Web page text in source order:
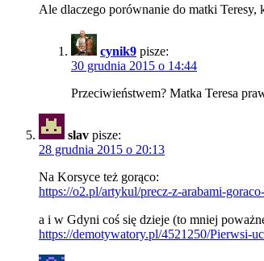
Ale dlaczego porównanie do matki
cynik9 pisze:
30 grudnia 2015 o 14:44
Przeciwieństwem? Matka Teresa
slav pisze:
28 grudnia 2015 o 20:13
Na Korsyce też gorąco:
https://o2.pl/artykul/precz-z-arabami-
a i w Gdyni coś się dzieje (to mniej
https://demotywatory.pl/4521250/Pierwsi-